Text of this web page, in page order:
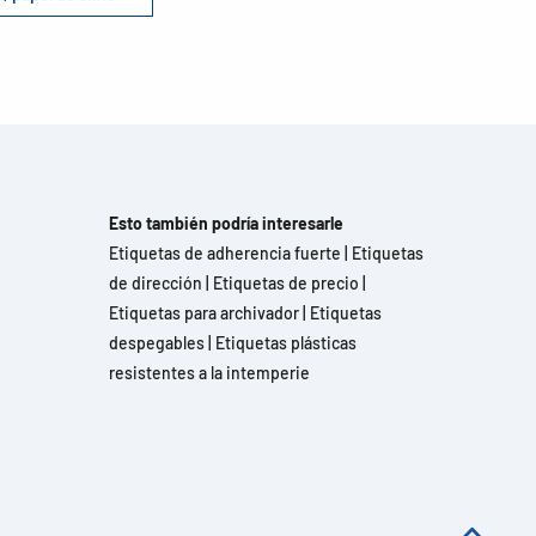
Esto también podría interesarle
Etiquetas de adherencia fuerte
Etiquetas
de dirección
Etiquetas de precio
Etiquetas para archivador Etiquetas
despegables Etiquetas plásticas
resistentes a la intemperie